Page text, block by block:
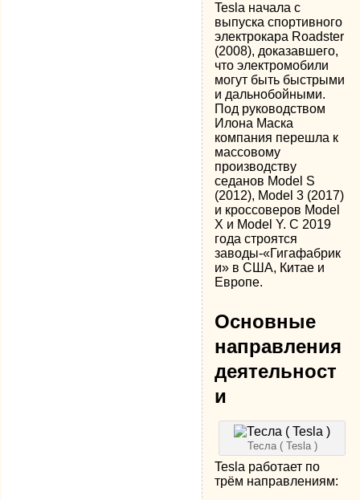
Tesla начала с
выпуска спортивного
электрокара Roadster
(2008), доказавшего,
что электромобили
могут быть быстрыми
и дальнобойными.
Под руководством
Илона Маска
компания перешла к
массовому
производству
седанов Model S
(2012), Model 3 (2017)
и кроссоверов Model
X и Model Y. С 2019
года строятся
заводы-«Гигафабрик
и» в США, Китае и
Европе.
Основные
направления
деятельност
и
Тесла ( Tesla )
Tesla работает по
трём направлениям: